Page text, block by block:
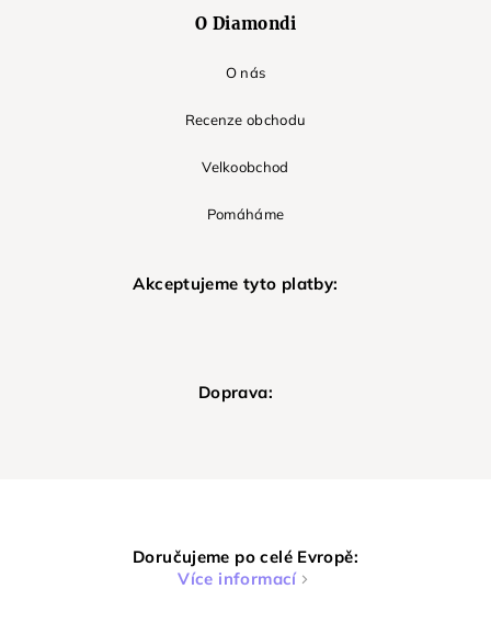
O Diamondi
O nás
Recenze obchodu
Velkoobchod
Pomáháme
Akceptujeme tyto platby:
Doprava:
Doručujeme po celé Evropě:
Více informací